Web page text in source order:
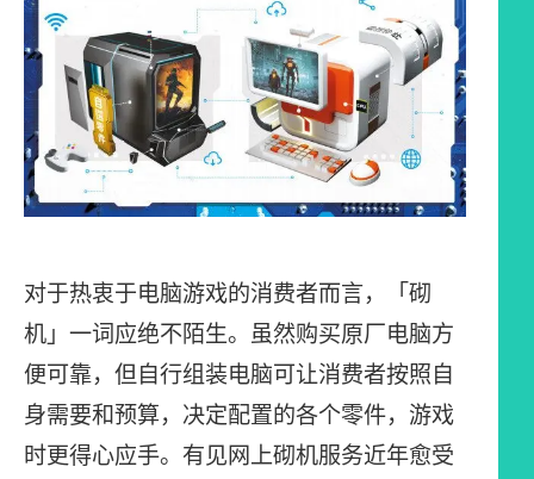
对于热衷于电脑游戏的消费者而言，「砌
机」一词应绝不陌生。虽然购买原厂电脑方
便可靠，但自行组装电脑可让消费者按照自
身需要和预算，决定配置的各个零件，游戏
时更得心应手。有见网上砌机服务近年愈受